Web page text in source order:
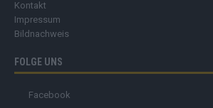
Kontakt
Impressum
Bildnachweis
FOLGE UNS
Facebook